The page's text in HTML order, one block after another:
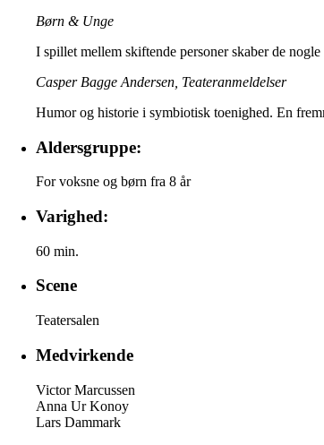
Børn & Unge
I spillet mellem skiftende personer skaber de
Casper Bagge Andersen, Teateranmeldelser
Humor og historie i symbiotisk toenighed. En
Aldersgruppe:
For voksne og børn fra 8 år
Varighed:
60 min.
Scene
Teatersalen
Medvirkende
Victor Marcussen
Anna Ur Konoy
Lars Dammark